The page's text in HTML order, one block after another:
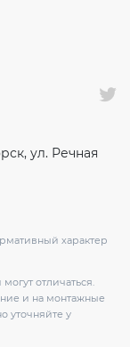
ул. Речная
характер
отличаться.
и на монтажные
уточняйте у